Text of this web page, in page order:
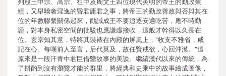
績，又舉驕奢淫逸的昏君庸君之事，將帝王的勤政善政與否與其在
位的年數聯繫關係起來，勸誡成王不要追逐安適吃苦，應不時勤
謹，對本身私密空間的批駁也應謙虛接收，這般才幹得以久長在
位。玄宗知其意，特將其裝裱在內殿的屏風上，“收支不雅省，咸
記在心。每嘆前人至言，后代莫及，故任賢戒欲，心回沖漠。”這
原來是一段汗青中君臣借鑒故事的美談。繼續漢代以來的傳統，為
了斟酌到沒有瀏覽才能的群里，將經典和史乘中的故事繪成圖像，